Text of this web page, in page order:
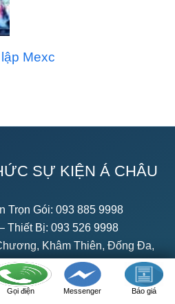
Mexc
SỰ KIỆN Á CHÂU
Trọn Gói: 093 885 9998
Thiết Bị: 093 526 9998
Khâm Thiên, Đống Đa,
Hà Nội.
Mạng Tháng 8, Phường 5,
Gọi điện Messenger Báo giá